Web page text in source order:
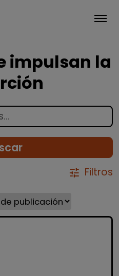
impulsan la
tune Filtros